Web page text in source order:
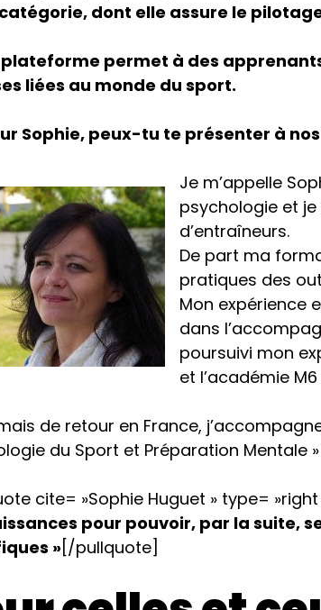
dont elle assure le
permet à des
liées au monde du sport.
Sophie, peux-tu te présenter à
Je m’appelle
psychologie et
d’entraîneurs.
De part ma
pratiques des
Mon expérience
dans
poursuivi mon
et l’académie
de retour en France,
du Sport et Préparation Mentale
cite= »Sophie Huguet » type= »right
pour pouvoir, par la suite,
»[/pullquote]